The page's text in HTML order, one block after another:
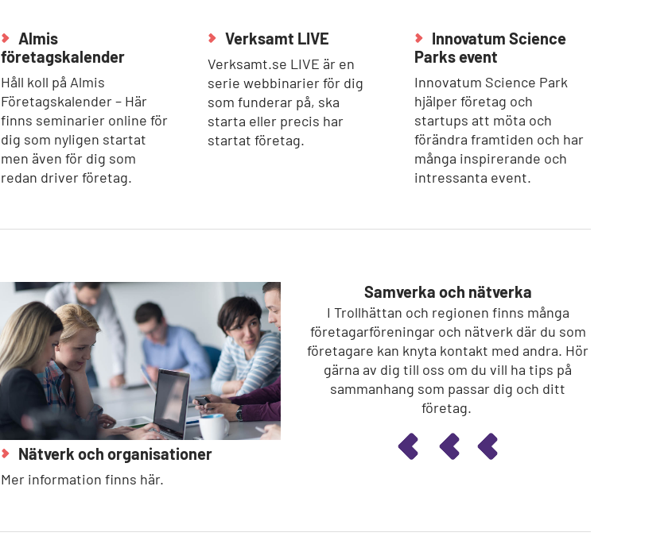
Almis
företagskalender
Håll koll på Almis
Företagskalender – Här
finns seminarier online för
dig som nyligen startat
men även för dig som
redan driver företag.
Verksamt LIVE
Verksamt.se LIVE är en
serie webbinarier för dig
som funderar på, ska
starta eller precis har
startat företag.
Innovatum Science
Parks event
Innovatum Science Park
hjälper företag och
startups att möta och
förändra framtiden och har
många inspirerande och
intressanta event.
Nätverk och organisationer
Mer information finns här.
Samverka och nätverka
I Trollhättan och regionen finns många
företagarföreningar och nätverk där du som
företagare kan knyta kontakt med andra. Hör
gärna av dig till oss om du vill ha tips på
sammanhang som passar dig och ditt
företag.